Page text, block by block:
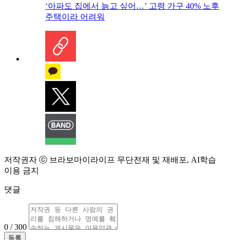
‘아파도 집에서 늙고 싶어…’ 고령 가구 40% 노후
주택이라 어려워
저작권자 ⓒ 브라보마이라이프 무단전재 및 재배포, AI학습
이용 금지
댓글
0 / 300